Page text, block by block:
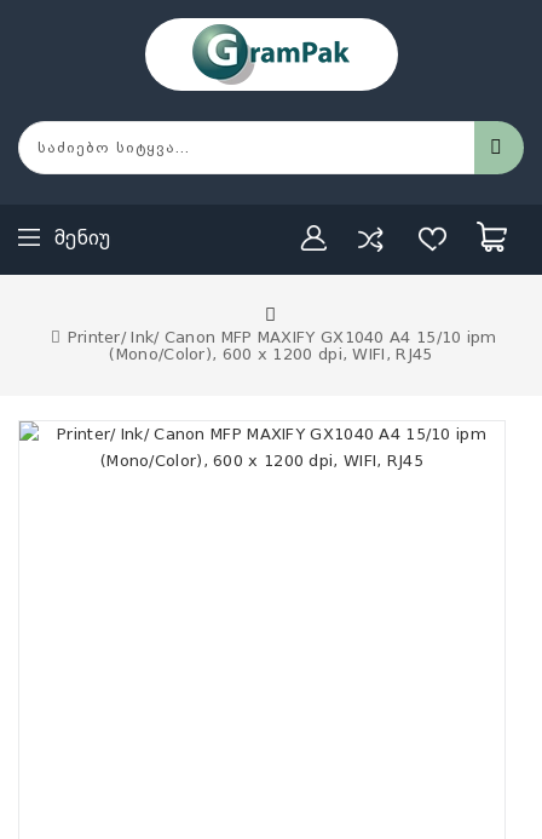
Მენიუ
Printer/ Ink/ Canon MFP MAXIFY GX1040 A4 15/10 ipm
(Mono/Color), 600 x 1200 dpi, WIFI, RJ45